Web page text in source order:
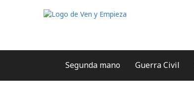
Segunda mano Guerra Civil